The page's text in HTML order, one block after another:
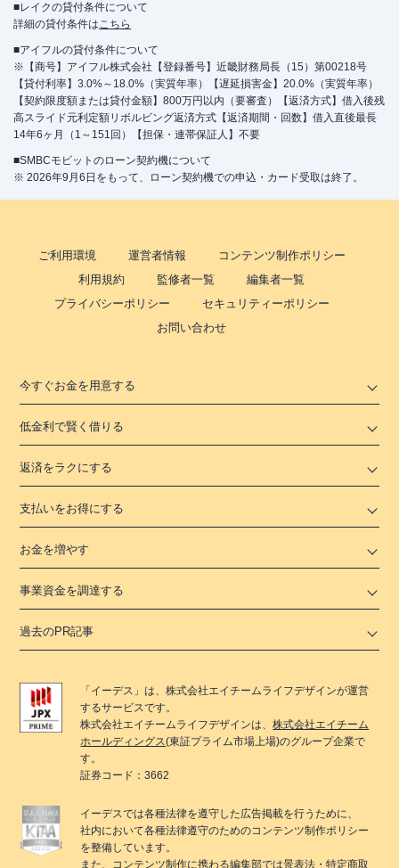
■レイクの貸付条件について
詳細の貸付条件はこちら
■アイフルの貸付条件について
※【商号】アイフル株式会社【登録番号】近畿財務局長（15）第00218号
【貸付利率】3.0%～18.0%（実質年率）【遅延損害金】20.0%（実質年率）
【契約限度額または貸付金額】800万円以内（要審査）【返済方式】借入後残
高スライド元利定額リボルビング返済方式【返済期間・回数】借入直後最長
14年6ヶ月（1～151回）【担保・連帯保証人】不要
■SMBCモビットのローン契約機について
※ 2026年9月6日をもって、ローン契約機での申込・カード受取は終了。
ご利用環境 運営者情報
コンテンツ制作ポリシー
利用規約
監修者一覧
編集者一覧
プライバシーポリシー
セキュリティーポリシー
お問い合わせ
今すぐお金を用意する
低金利で賢く借りる
返済をラクにする
支払いをお得にする
お金を増やす
事業資金を調達する
過去のPR記事
「 イーデス 」は、株式会社エイチームライフデザインが運営
するサービスです。
株式会社エイチームライフデザインは、株式会社エイチーム
ホールディングス(東証プライム市場上場)のグループ企業で
す。
証券コード：3662
イーデスでは各種法律を遵守した広告掲載を行うために、
社内において各種法律遵守のためのコンテンツ制作ポリシー
を整備しています。
また、コンテンツ制作に携わる編集部では景表法・特定商取